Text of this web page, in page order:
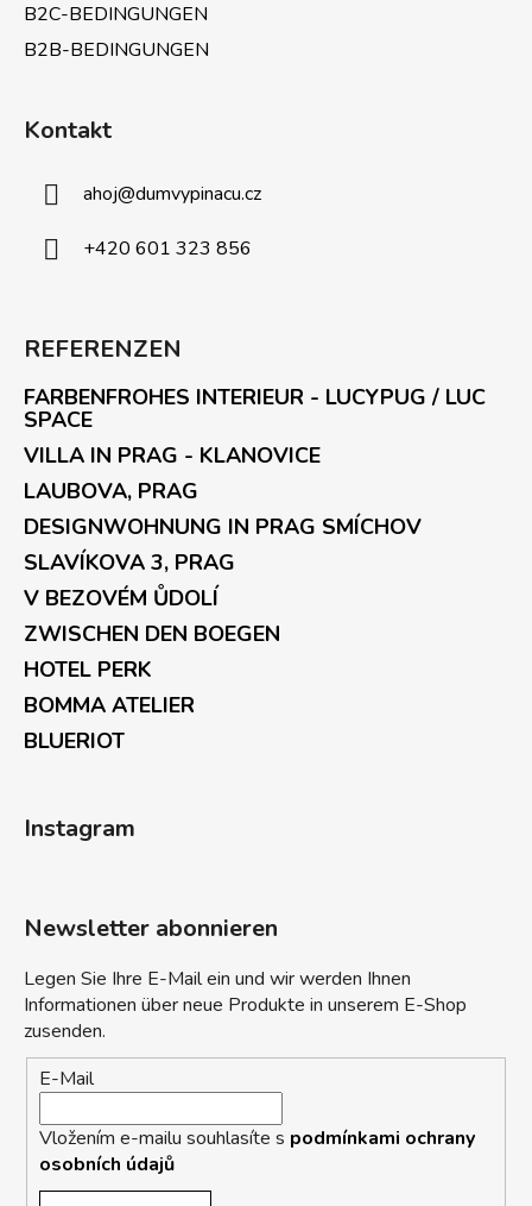
B2C-BEDINGUNGEN
B2B-BEDINGUNGEN
Kontakt
ahoj@dumvypinacu.cz
+420 601 323 856
REFERENZEN
FARBENFROHES INTERIEUR - LUCYPUG / LUC
SPACE
VILLA IN PRAG - KLANOVICE
LAUBOVA, PRAG
DESIGNWOHNUNG IN PRAG SMÍCHOV
SLAVÍKOVA 3, PRAG
V BEZOVÉM ŮDOLÍ
ZWISCHEN DEN BOEGEN
HOTEL PERK
BOMMA ATELIER
BLUERIOT
Instagram
Newsletter abonnieren
Legen Sie Ihre E-Mail ein und wir werden Ihnen
Informationen über neue Produkte in unserem E-Shop
zusenden.
E-Mail
Vložením e-mailu souhlasíte s podmínkami ochrany
osobních údajů